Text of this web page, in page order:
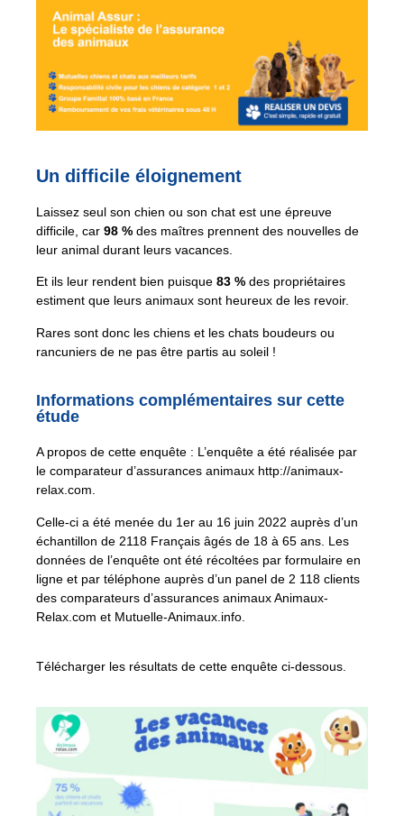
Un difficile éloignement
Laissez seul son chien ou son chat est une épreuve
difficile, car 98 % des maîtres prennent des nouvelles de
leur animal durant leurs vacances.
Et ils leur rendent bien puisque 83 % des propriétaires
estiment que leurs animaux sont heureux de les revoir.
Rares sont donc les chiens et les chats boudeurs ou
rancuniers de ne pas être partis au soleil !
Informations complémentaires sur cette
étude
A propos de cette enquête : L’enquête a été réalisée par
le comparateur d’assurances animaux http://animaux-
relax.com.
Celle-ci a été menée du 1er au 16 juin 2022 auprès d’un
échantillon de 2118 Français âgés de 18 à 65 ans. Les
données de l’enquête ont été récoltées par formulaire en
ligne et par téléphone auprès d’un panel de 2 118 clients
des comparateurs d’assurances animaux Animaux-
Relax.com et Mutuelle-Animaux.info.
Télécharger les résultats de cette enquête ci-dessous.